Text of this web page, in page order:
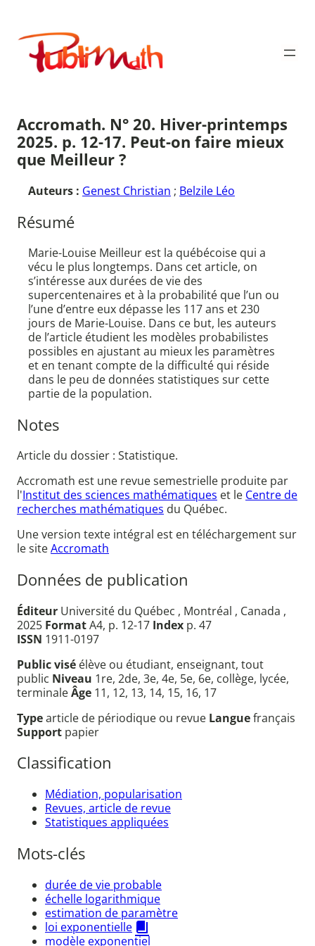
contenu
Publimath
Accromath. N° 20. Hiver-printemps
2025. p. 12-17. Peut-on faire mieux
que Meilleur ?
Auteurs : Genest Christian ; Belzile Léo
Résumé
Marie-Louise Meilleur est la québécoise qui a
vécu le plus longtemps. Dans cet article, on
s’intéresse aux durées de vie des
supercentenaires et à la probabilité que l’un ou
l’une d’entre eux dépasse les 117 ans et 230
jours de Marie-Louise. Dans ce but, les auteurs
de l’article étudient les modèles probabilistes
possibles en ajustant au mieux les paramètres
et en tenant compte de la difficulté qui réside
dans le peu de données statistiques sur cette
partie de la population.
Notes
Article du dossier : Statistique.
Accromath est une revue semestrielle produite par
l'Institut des sciences mathématiques et le Centre de
recherches mathématiques du Québec.
Une version texte intégral est en téléchargement sur
le siteAccromath
Données de publication
Éditeur Université du Québec , Montréal , Canada ,
2025 FormatA4, p. 12-17 Index p. 47
ISSN 1911-0197
Public visé élève ou étudiant, enseignant, tout
public Niveau 1re, 2de, 3e, 4e, 5e, 6e, collège, lycée,
terminaleÂge 11, 12, 13, 14, 15, 16, 17
Typearticle de périodique ou revue Languefrançais
Support papier
Classification
Médiation, popularisation
Revues, article de revue
Statistiques appliquées
Mots-clés
durée de vie probable
échelle logarithmique
estimation de paramètre
loi exponentielle
modèle exponentiel